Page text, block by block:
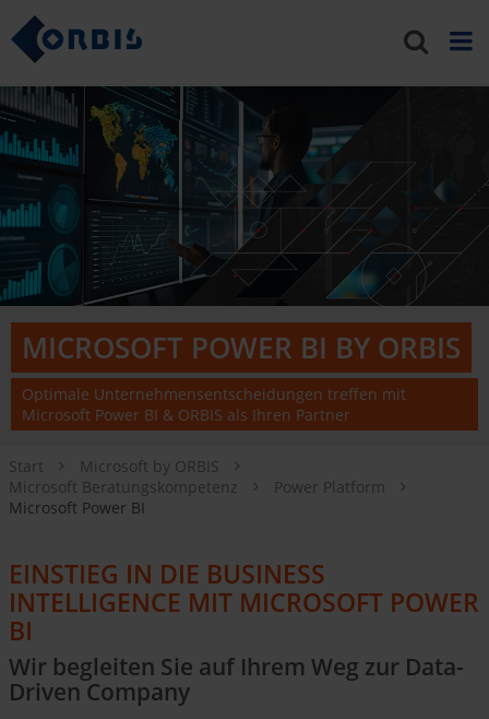
MICROSOFT POWER BI BY ORBIS
Optimale Unternehmensentscheidungen treffen mit
Microsoft Power BI & ORBIS als Ihren Partner
Start
Microsoft by ORBIS
Microsoft Beratungskompetenz
Power Platform
Microsoft Power BI
EINSTIEG IN DIE BUSINESS
INTELLIGENCE MIT MICROSOFT POWER
BI
Wir begleiten Sie auf Ihrem Weg zur Data-
Driven Company